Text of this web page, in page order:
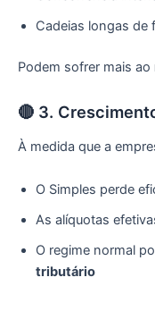
Cadeias longas de
Podem sofrer mais ao
🔴 3.
À medida que a
O Simples perde
As alíquotas
O regime normal
tributário